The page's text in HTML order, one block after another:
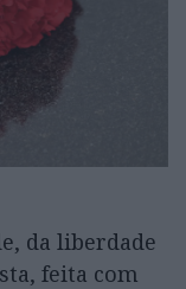
da liberdade
feita com